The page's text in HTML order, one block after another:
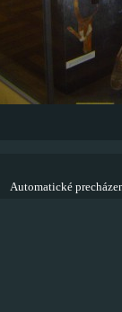
Automatické